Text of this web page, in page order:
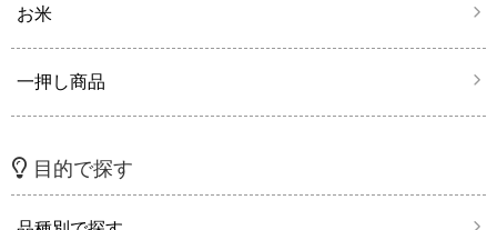
お米
一押し商品
目的で探す